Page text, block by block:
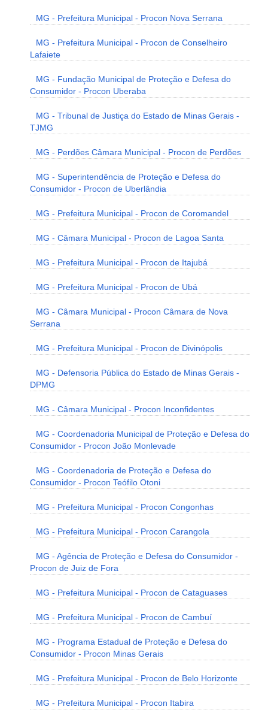
MG - Prefeitura Municipal - Procon Nova Serrana
MG - Prefeitura Municipal - Procon de Conselheiro
Lafaiete
MG - Fundação Municipal de Proteção e Defesa do
Consumidor - Procon Uberaba
MG - Tribunal de Justiça do Estado de Minas Gerais -
TJMG
MG - Perdões Câmara Municipal - Procon de Perdões
MG - Superintendência de Proteção e Defesa do
Consumidor - Procon de Uberlândia
MG - Prefeitura Municipal - Procon de Coromandel
MG - Câmara Municipal - Procon de Lagoa Santa
MG - Prefeitura Municipal - Procon de Itajubá
MG - Prefeitura Municipal - Procon de Ubá
MG - Câmara Municipal - Procon Câmara de Nova
Serrana
MG - Prefeitura Municipal - Procon de Divinópolis
MG - Defensoria Pública do Estado de Minas Gerais -
DPMG
MG - Câmara Municipal - Procon Inconfidentes
MG - Coordenadoria Municipal de Proteção e Defesa do
Consumidor - Procon João Monlevade
MG - Coordenadoria de Proteção e Defesa do
Consumidor - Procon Teófilo Otoni
MG - Prefeitura Municipal - Procon Congonhas
MG - Prefeitura Municipal - Procon Carangola
MG - Agência de Proteção e Defesa do Consumidor -
Procon de Juiz de Fora
MG - Prefeitura Municipal - Procon de Cataguases
MG - Prefeitura Municipal - Procon de Cambuí
MG - Programa Estadual de Proteção e Defesa do
Consumidor - Procon Minas Gerais
MG - Prefeitura Municipal - Procon de Belo Horizonte
MG - Prefeitura Municipal - Procon Itabira